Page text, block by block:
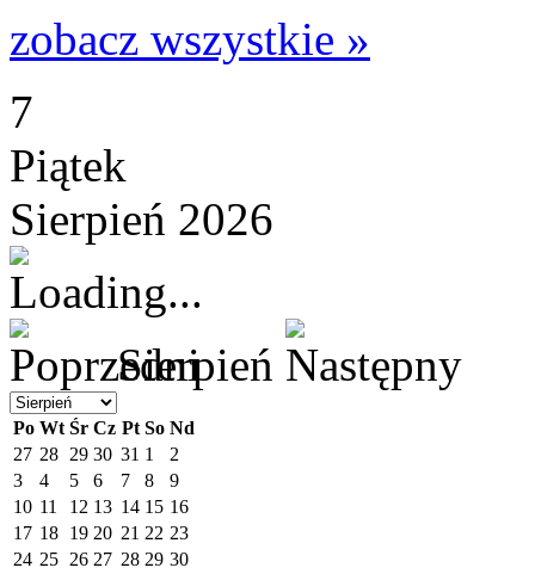
zobacz wszystkie »
7
Piątek
Sierpień 2026
Sierpień
Po Wt Śr Cz Pt So Nd
27 28 29 30 31 1
2
3
4 5 6 7 8
9
10 11 12 13 14 15 16
17 18 19 20 21 22 23
24 25 26 27 28 29 30